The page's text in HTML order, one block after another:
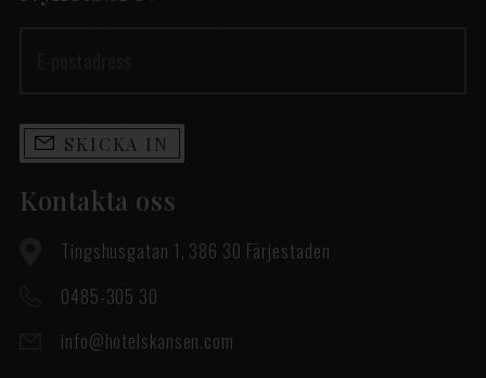
SKICKA IN
Kontakta oss
Tingshusgatan 1, 386 30 Färjestaden
0485-305 30
info@hotelskansen.com